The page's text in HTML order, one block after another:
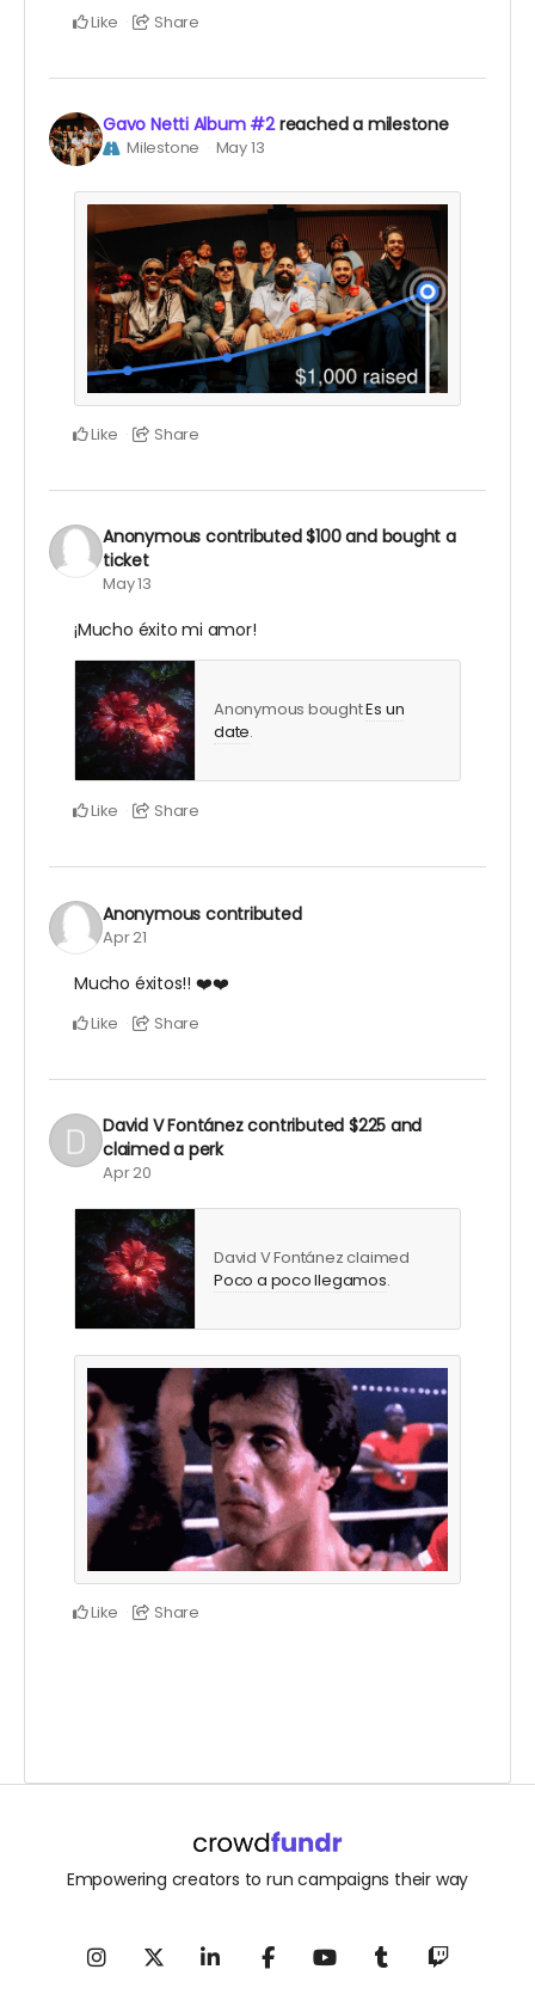
Like Share
Gavo Netti Album #2reached a milestone
Milestone May 13
Like Share
Anonymous contributed$100and bought a
ticket
May 13
¡Mucho éxito mi amor!
Anonymous boughtEs un
date.
Like Share
Anonymous contributed
Apr 21
Mucho éxitos!! ❤️❤️
Like Share
David V Fontánezcontributed $225 and
claimed a perk
Apr 20
David V Fontánez claimed
Poco a poco llegamos.
Like Share
Empowering creators to run campaigns their way